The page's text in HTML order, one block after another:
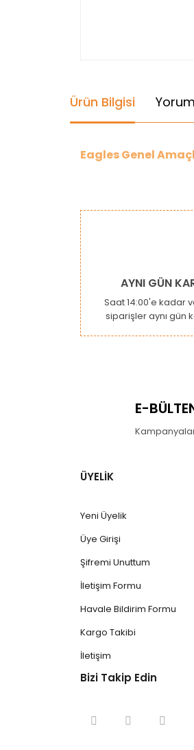
Ürün Bilgisi
Eagles Genel
Ürün resmi
Ürün
Ürün bilgilerinde
Ürün fiyatı diğer
Bu ürüne benzer
AYNI GÜN
Saat 14:00'e kadar
siparişler aynı gün
E-
ÜYELİK
Yeni Üyelik
Üye Girişi
Şifremi Unuttum
İletişim Formu
Havale Bildirim Formu
Kargo Takibi
İletişim
Bizi Takip Edin